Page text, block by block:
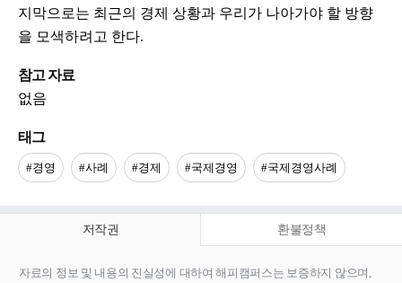
지막으로는 최근의 경제 상황과 우리가 나아가야 할 방향
을 모색하려고 한다.
참고 자료
없음
태그
#경영 #사례 #경제 #국제경영 #국제경영사례
저작권 환불정책
자료의 정보 및 내용의 진실성에 대하여 해피캠퍼스는 보증하지 않으며,